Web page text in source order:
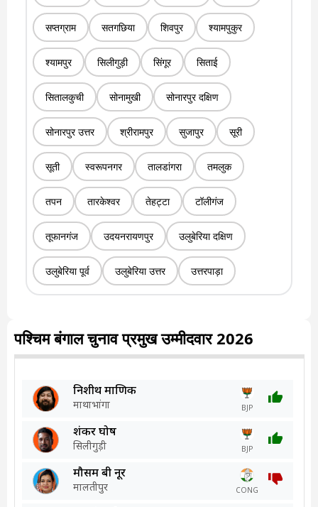
सप्तग्राम सतगछिया शिवपुर श्यामपुकुर
श्यामपुर सिलीगुड़ी सिंगूर सिताई
सितालकुची सोनामुखी सोनारपुर दक्षिण
सोनारपुर उत्तर श्रीरामपुर सुजापुर सूरी
सूती स्वरूपनगर तालडांगरा तमलुक
तपन तारकेश्वर तेहट्टा टॉलीगंज
तूफानगंज उदयनरायणपुर उलुबेरिया दक्षिण
उलुबेरिया पूर्व उलुबेरिया उत्तर उत्तरपाड़ा
पश्चिम बंगाल चुनाव प्रमुख उम्मीदवार 2026